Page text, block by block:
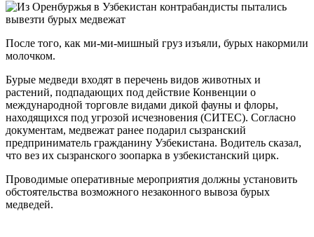
После того, как ми-ми-мишный груз изъяли, бурых накормили
молочком.
Бурые медведи входят в перечень видов животных и
растений, подпадающих под действие Конвенции о
международной торговле видами дикой фауны и флоры,
находящихся под угрозой исчезновения (СИТЕС). Согласно
документам, медвежат ранее подарил сызранский
предприниматель гражданину Узбекистана. Водитель сказал,
что вез их сызранского зоопарка в узбекистанский цирк.
Проводимые оперативные мероприятия должны установить
обстоятельства возможного незаконного вывоза бурых
медведей.